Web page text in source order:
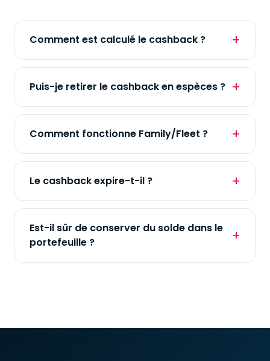
Comment est calculé le cashback ?
Puis-je retirer le cashback en espèces ?
Comment fonctionne Family/Fleet ?
Le cashback expire-t-il ?
Est-il sûr de conserver du solde dans le
portefeuille ?